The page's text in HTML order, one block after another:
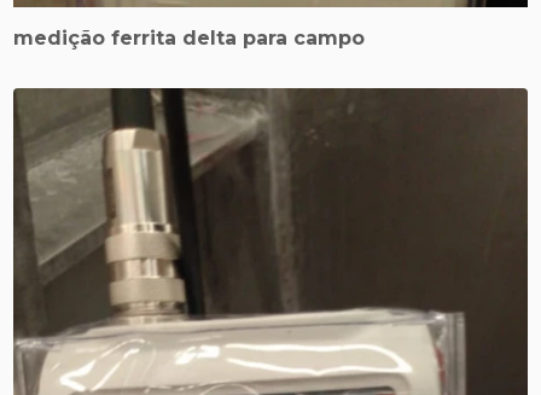
medição ferrita delta para campo